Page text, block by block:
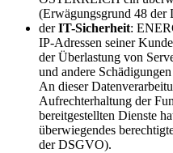
(Erwägungsgrund 48 der
derIT-Sicherheit:
IP-Adressen seiner
der Überlastung von
und andere
An dieser
Aufrechterhaltung der
bereitgestellten Dienste
überwiegendes
der DSGVO).